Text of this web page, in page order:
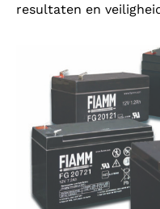
resultaten en